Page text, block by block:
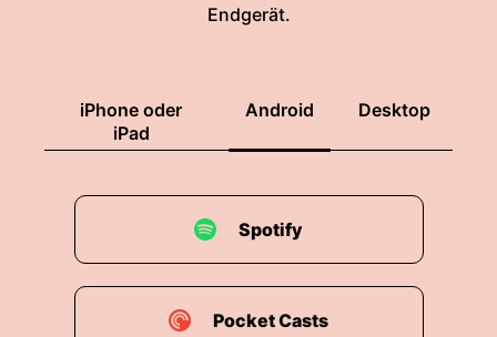
Endgerät.
iPhone oder
iPad
Android Desktop
Spotify
Pocket Casts